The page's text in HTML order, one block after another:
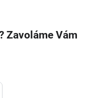
Zavoláme Vám